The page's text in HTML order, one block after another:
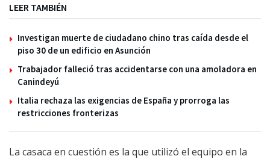
LEER TAMBIÉN
Investigan muerte de ciudadano chino tras caída desde el
piso 30 de un edificio en Asunción
Trabajador falleció tras accidentarse con una amoladora en
Canindeyú
Italia rechaza las exigencias de España y prorroga las
restricciones fronterizas
La casaca en cuestión es la que utilizó el equipo en la